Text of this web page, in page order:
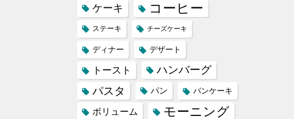
ケーキ コーヒー
ステーキ チーズケーキ
ディナー デザート
トースト ハンバーグ
パスタ パン パンケーキ
ボリューム モーニング